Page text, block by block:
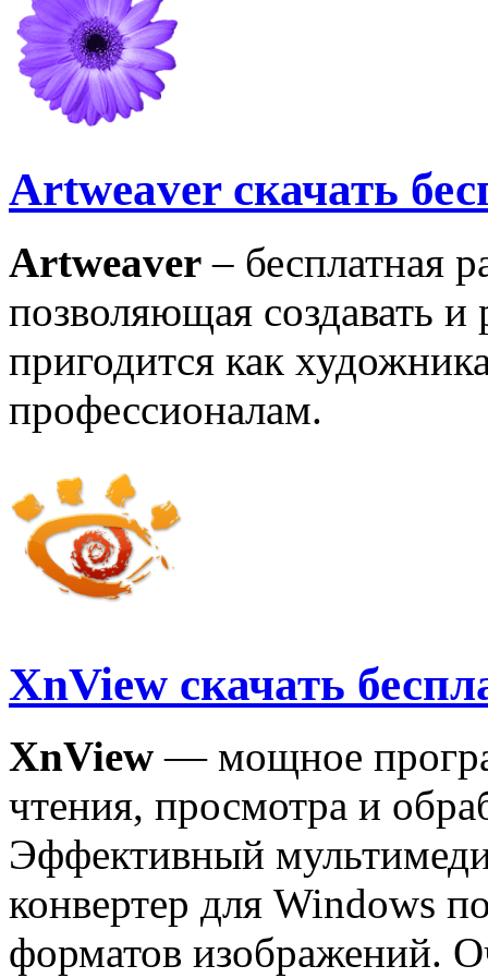
Artweaver скачать
Artweaver – бесплатная
позволяющая создавать и
пригодится как
профессионалам.
XnView скачать
XnView — мощное
чтения, просмотра и
Эффективный
конвертер для Windows
форматов изображений.